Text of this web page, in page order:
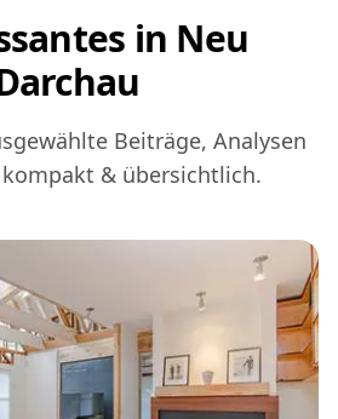
in Neu
Beiträge, Analysen
& übersichtlich.